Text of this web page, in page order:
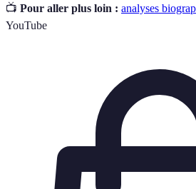
📺 Pour aller plus loin : analyses
YouTube